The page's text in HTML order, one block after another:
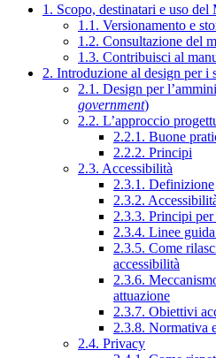
1. Scopo, destinatari e uso
1.1. Versionamento e
1.2. Consultazione del
1.3. Contribuisci al
2. Introduzione al design per
2.1. Design per
government)
2.2. L’approccio
2.2.1. Buone
2.2.2. Principi
2.3. Accessibilità
2.3.1. Definizione
2.3.2.
2.3.3. Principi per
2.3.4. Linee
2.3.5. Come
accessibilità
2.3.6.
attuazione
2.3.7. Obiettivi
2.3.8. Normativa
2.4. Privacy